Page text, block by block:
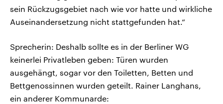
sein Rückzugsgebiet nach wie vor hatte und wirkliche
Auseinandersetzung nicht stattgefunden hat.“
Sprecherin: Deshalb sollte es in der Berliner WG
keinerlei Privatleben geben: Türen wurden
ausgehängt, sogar vor den Toiletten, Betten und
Bettgenossinnen wurden geteilt. Rainer Langhans,
ein anderer Kommunarde: